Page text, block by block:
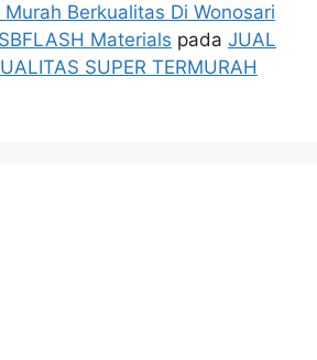
Berkualitas Di Wonosari
Materials pada JUAL
SUPER TERMURAH